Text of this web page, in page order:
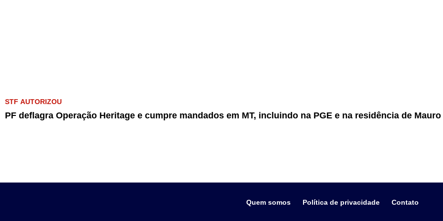
STF AUTORIZOU
PF deflagra Operação Heritage e cumpre mandados em MT, incluindo na PGE e na residência de
Quem somos Política de privacidade Contato